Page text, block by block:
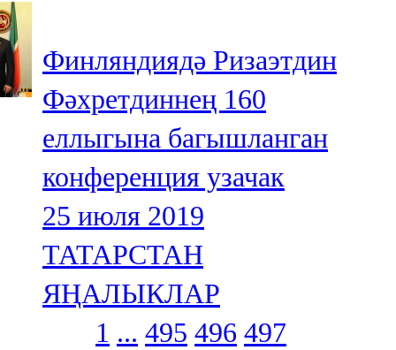
Финляндиядә Ризаэтдин
Фәхретдиннең 160
еллыгына багышланган
конференция узачак
25 июля 2019
ТАТАРСТАН
ЯҢАЛЫКЛАР
1 ... 495 496 497